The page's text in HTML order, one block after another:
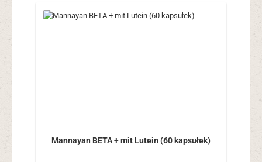
Mannayan BETA + mit Lutein (60 kapsułek)